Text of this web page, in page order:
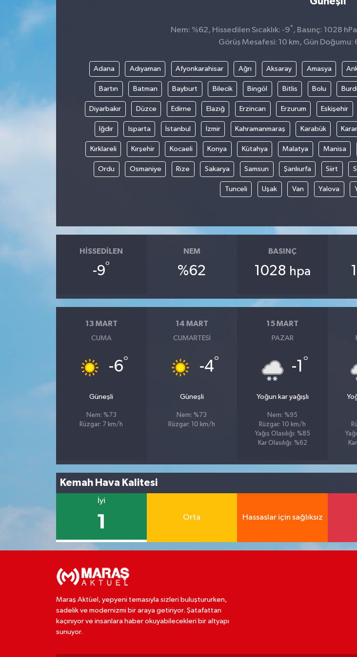
Nem: %62, Hissedilen Sıcaklık: -9° , Basınç: 1028
Görüş Mesafesi: 10 km, Gün Doğumu:
Adana Adıyaman Afyonkarahisar Ağrı Aksaray Amasya
Bartın Batman Bayburt Bilecik Bingöl Bitlis Bolu
Diyarbakır Düzce Edirne Elazığ Erzincan Erzurum Eskişehir
Iğdır Isparta İstanbul İzmir Kahramanmaraş Karabük
Kırklareli Kırşehir Kocaeli Konya Kütahya Malatya Manisa
Ordu Osmaniye Rize Sakarya Samsun Şanlıurfa Siirt
Tunceli Uşak Van Yalova
HISSEDILEN
-9°
NEM
%62
BASINÇ
1028 hpa
13 MART
CUMA
-6°
Güneşli
Nem: %73
Rüzgar: 7 km/h
14 MART
CUMARTESI
-4°
Güneşli
Nem: %73
Rüzgar: 10 km/h
15 MART
PAZAR
-1 °
Yoğun kar yağışlı
Nem: %95
Rüzgar: 10 km/h
Yağış Olasılığı: %85
Kar Olasılığı: %62
Kemah Hava Kalitesi
İyi
1 Orta Hassaslar için sağlıksız
Maraş Aktüel, yepyeni temasıyla sizleri buluştururken,
sadelik ve modernizmi bir araya getiriyor. Şatafattan
kaçınıyor ve insanlara haber okuyabilecekleri bir altyapı
sunuyor.